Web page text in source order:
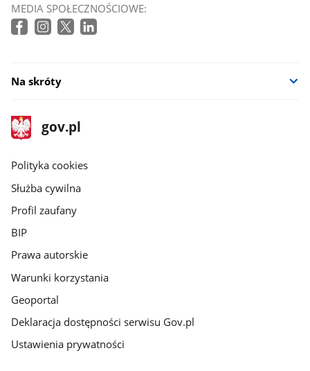
MEDIA SPOŁECZNOŚCIOWE:
Na skróty
stopka
gov.pl
Strona
gov.pl
gov.pl
Polityka cookies
Służba cywilna
Profil zaufany
BIP
Prawa autorskie
Warunki korzystania
Geoportal
Deklaracja dostępności serwisu Gov.pl
Ustawienia prywatności